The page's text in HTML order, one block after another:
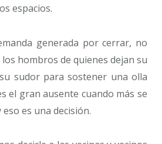
espacios.
generada por cerrar, no
hombros de quienes dejan su
sudor para sostener una olla
el gran ausente cuando más se
es una decisión.